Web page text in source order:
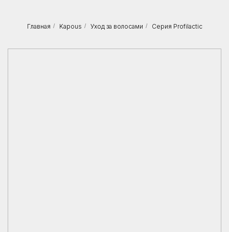
Главная / Kapous / Уход за волосами / Серия Profilactic